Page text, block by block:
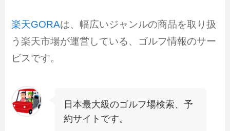
楽天GORAは、幅広いジャンルの商品を取り扱
う楽天市場が運営している、ゴルフ情報のサー
ビスです。
日本最大級のゴルフ場検索、予
約サイトです。